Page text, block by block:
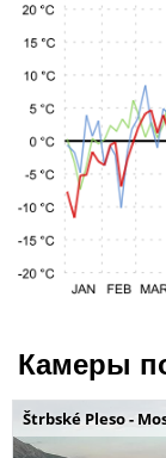
Камеры
Štrbské Pleso -